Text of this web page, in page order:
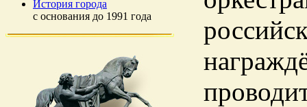
История города
с основания до 1991 года